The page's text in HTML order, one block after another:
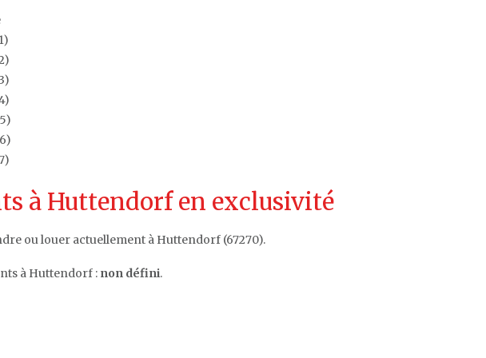
à Huttendorf en exclusivité
ou louer actuellement à Huttendorf (67270).
à Huttendorf : non défini.